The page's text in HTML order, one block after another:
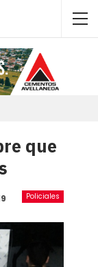
que
Policiales